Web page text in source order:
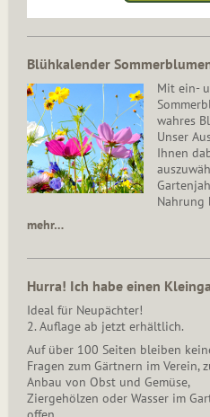
Blühkalender
Mit ein-
wahres
Unser
Ihnen
Nahrung
mehr…
Hurra! Ich habe einen
Ideal für Neupächter!
2. Auflage ab jetzt erhältlich.
Auf über 100 Seiten bleiben
Fragen zum Gärtnern im Verein,
Anbau von Obst und Gemüse,
Ziergehölzen oder Wasser im